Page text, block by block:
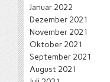
Januar 2022
Dezember 2021
November 2021
Oktober 2021
September 2021
August 2021